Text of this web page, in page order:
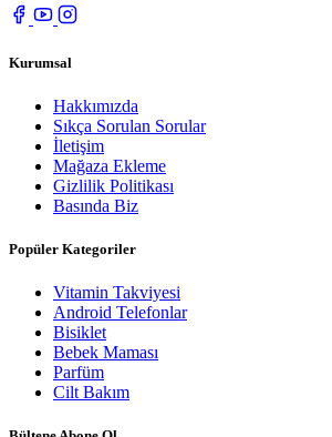
Kurumsal
Hakkımızda
Sıkça Sorulan Sorular
İletişim
Mağaza Ekleme
Gizlilik Politikası
Basında Biz
Popüler Kategoriler
Vitamin Takviyesi
Android Telefonlar
Bisiklet
Bebek Maması
Parfüm
Cilt Bakım